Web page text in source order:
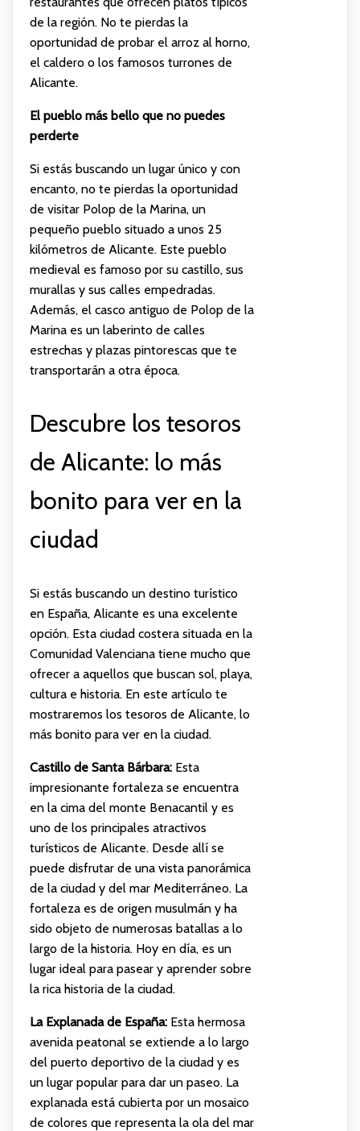
de la región. No te pierdas la
oportunidad de probar el arroz al horno,
el caldero o los famosos turrones de
Alicante.
El pueblo más bello que no puedes
perderte
Si estás buscando un lugar único y con
encanto, no te pierdas la oportunidad
de visitar Polop de la Marina, un
pequeño pueblo situado a unos 25
kilómetros de Alicante. Este pueblo
medieval es famoso por su castillo, sus
murallas y sus calles empedradas.
Además, el casco antiguo de Polop de la
Marina es un laberinto de calles
estrechas y plazas pintorescas que te
transportarán a otra época.
Descubre los tesoros
de Alicante: lo más
bonito para ver en la
ciudad
Si estás buscando un destino turístico
en España, Alicante es una excelente
opción. Esta ciudad costera situada en la
Comunidad Valenciana tiene mucho que
ofrecer a aquellos que buscan sol, playa,
cultura e historia. En este artículo te
mostraremos los tesoros de Alicante, lo
más bonito para ver en la ciudad.
Castillo de Santa Bárbara:Esta
impresionante fortaleza se encuentra
en la cima del monte Benacantil y es
uno de los principales atractivos
turísticos de Alicante. Desde allí se
puede disfrutar de una vista panorámica
de la ciudad y del mar Mediterráneo. La
fortaleza es de origen musulmán y ha
sido objeto de numerosas batallas a lo
largo de la historia. Hoy en día, es un
lugar ideal para pasear y aprender sobre
la rica historia de la ciudad.
La Explanada de España:Esta hermosa
avenida peatonal se extiende a lo largo
del puerto deportivo de la ciudad y es
un lugar popular para dar un paseo. La
explanada está cubierta por un mosaico
de colores que representa la ola del mar